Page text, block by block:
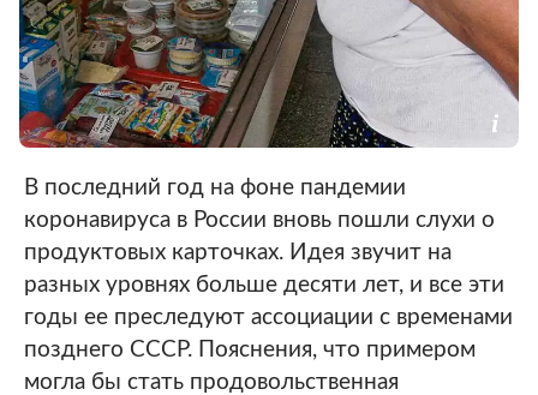
В последний год на фоне пандемии
коронавируса в России вновь пошли слухи о
продуктовых карточках. Идея звучит на
разных уровнях больше десяти лет, и все эти
годы ее преследуют ассоциации с временами
позднего СССР. Пояснения, что примером
могла бы стать продовольственная